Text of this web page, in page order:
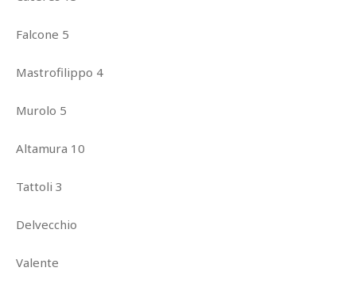
Falcone 5
Mastrofilippo 4
Murolo 5
Altamura 10
Tattoli 3
Delvecchio
Valente